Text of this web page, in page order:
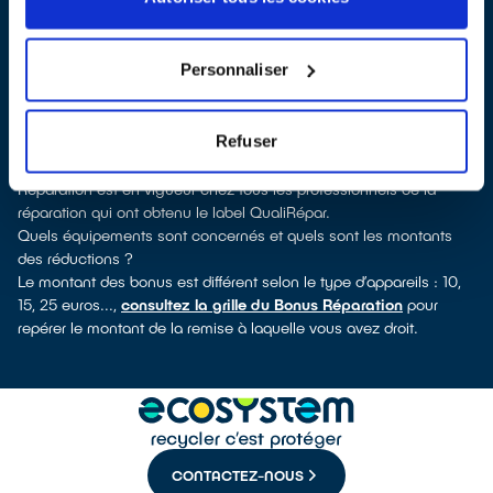
Personnaliser
Refuser
. En cliquant sur la fiche détaillée du réparateur, vous
découvrirez pour quels types d’appareils ce professionnel a
informatique, outillage électroportatif : à chaque famille
d’appareils son réparateur spécialisé et labellisé QualiRépar.
Consulter l’annuaire
Comment bénéficier du Bonus Réparation à Meudon ?
Immédiatement déduit de la facture par le réparateur, le Bonus
Réparation est en vigueur chez tous les professionnels de la
réparation qui ont obtenu le label QualiRépar.
Quels équipements sont concernés et quels sont les montants
des réductions ?
Le montant des bonus est différent selon le type d’appareils : 10,
15, 25 euros..., consultez la grille du Bonus Réparation pour
repérer le montant de la remise à laquelle vous avez droit.
CONTACTEZ-NOUS